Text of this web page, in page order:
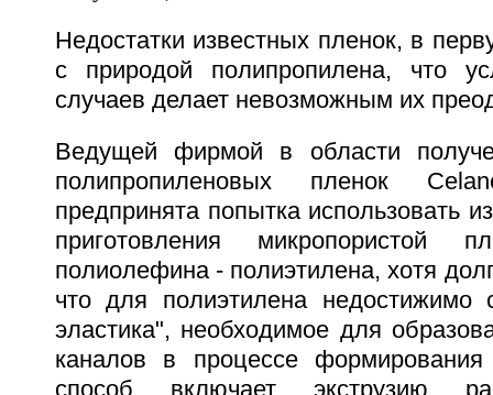
Недостатки известных пленок, в
с природой полипропилена, что
случаев делает невозможным их
Ведущей фирмой в области
полипропиленовых пленок
предпринята попытка использовать
приготовления микропористой
полиолефина - полиэтилена, хотя
что для полиэтилена недостижимо
эластика", необходимое для
каналов в процессе
способ включает экструзию